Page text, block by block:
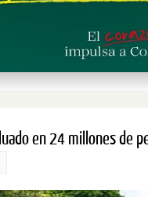
en 24 millones de